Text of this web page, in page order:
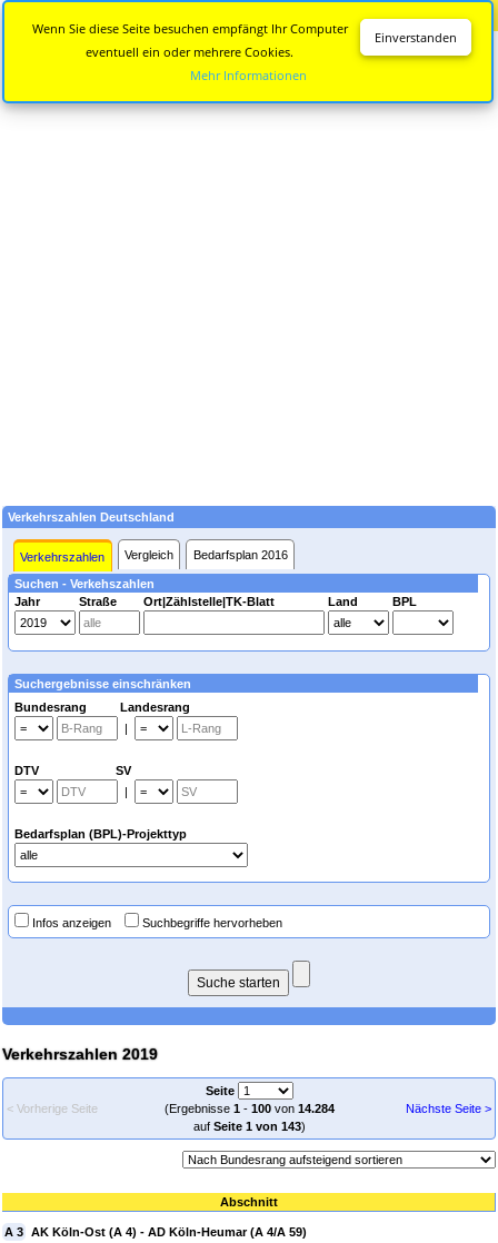
Verkehrszahlen Deutschland
Verkehrszahlen Vergleich Bedarfsplan 2016
Suchen - Verkehszahlen
Jahr
Straße Ort|Zählstelle|TK-Blatt Land BPL
Suchergebnisse einschränken
Bundesrang Landesrang
|
DTV SV
|
Bedarfsplan (BPL)-Projekttyp
Infos anzeigen Suchbegriffe hervorheben
Verkehrszahlen 2019
< Vorherige Seite
Seite
(Ergebnisse 1- 100von 14.284
auf Seite 1 von 143)
Nächste Seite >
Abschnitt
A 3 AK Köln-Ost (A 4) - AD Köln-Heumar (A 4/A 59)
Einverstanden
Wenn Sie diese Seite besuchen empfängt Ihr Computer
eventuell ein oder mehrere Cookies.
Mehr Informationen